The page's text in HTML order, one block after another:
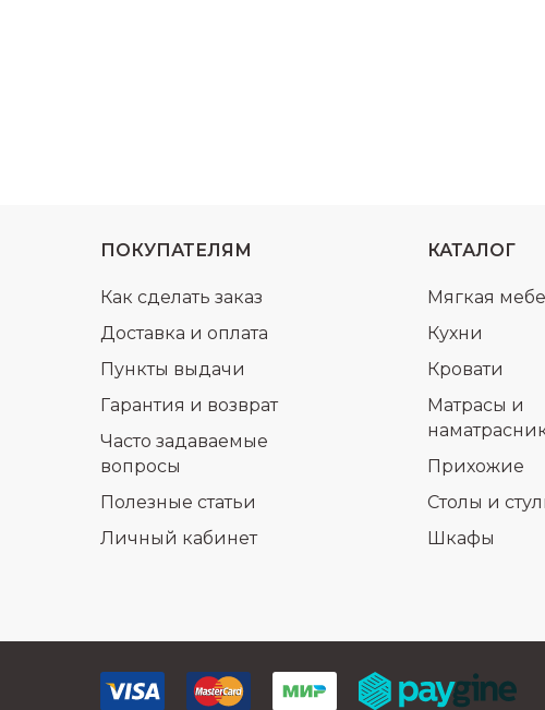
КАТАЛОГ
Кухни
Мягкая
Кровати
Матрасы и
Прихожие
Столы и
Шкафы
ПОКУПАТЕЛЯМ
Доставка и оплата
Часто задаваемые
вопросы
Гарантия и возврат
Полезные статьи
Пункты выдачи
Как сделать заказ
Личный кабинет